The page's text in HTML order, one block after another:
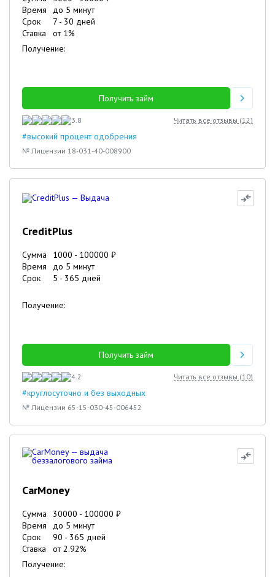
Время
до 5 минут
Срок
7 - 30 дней
Ставка
от 1%
Получение:
Получить займ
3.8 Читать все отзывы (12)
#высокий процент одобрения
№ Лицензии 18-031-40-008900
CreditPlus
Сумма 1000 - 100000 ₽
Время
до 5 минут
Срок
5 - 365 дней
Получение:
Получить займ
4.2 Читать все отзывы (10)
#круглосуточно и без выходных
№ Лицензии 65-15-030-45-006452
CarMoney
Сумма 30000 - 100000 ₽
Время
до 5 минут
Срок
90 - 365 дней
Ставка
от2.92%
Получение: